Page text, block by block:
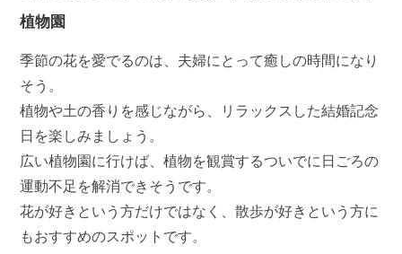
植物園
季節の花を愛でるのは、夫婦にとって癒しの時間になり
そう。
植物や土の香りを感じながら、リラックスした結婚記念
日を楽しみましょう。
広い植物園に行けば、植物を観賞するついでに日ごろの
運動不足を解消できそうです。
花が好きという方だけではなく、散歩が好きという方に
もおすすめのスポットです。